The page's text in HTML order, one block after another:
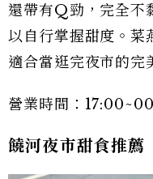
還帶有Q勁，完全不
以自行掌握甜度。菜
適合當逛完夜市的完
營業時間：
饒河夜市甜食推薦